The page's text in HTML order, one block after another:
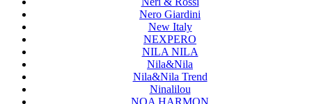
Nero Giardini
New Italy
NEXPERO
NILA NILA
Nila&Nila
Nila&Nila Trend
Ninalilou
NOA HARMON